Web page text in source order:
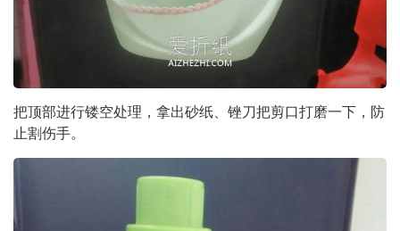
把顶部进行镂空处理，拿出砂纸、锉刀把剪口打磨一下，防
止割伤手。